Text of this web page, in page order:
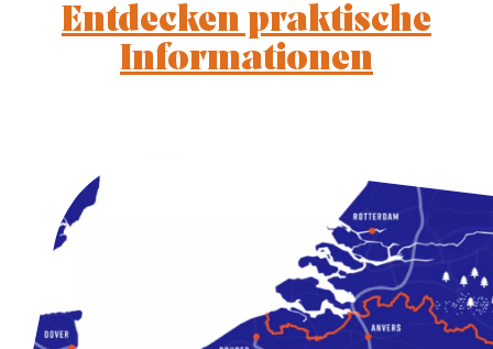
Entdecken praktische
Informationen